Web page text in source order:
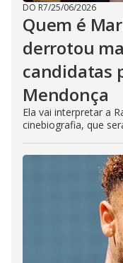
DO R7/25/06/2026
Quem é
derrotou
candidatas
Mendonça
Ela vai interpretar a
cinebiografia, que